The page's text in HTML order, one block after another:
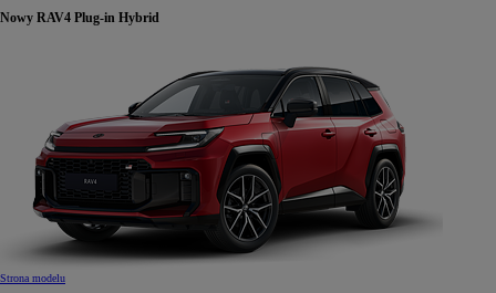
Nowy RAV4 Plug-in Hybrid
Strona modelu